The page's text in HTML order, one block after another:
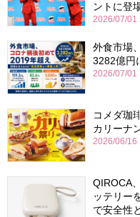
ントに登
2026/07/01
外食市場
3282億円
2026/07/01
コメダ珈
カリーナ
2026/06/16
QIROCA
ッテリー
で安全性